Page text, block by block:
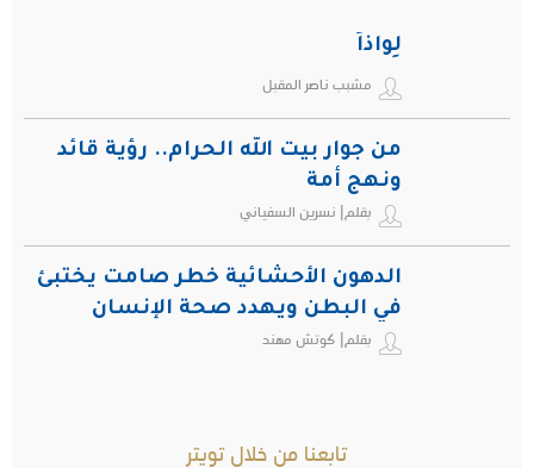
لِواذاً
مشبب ناصر المقبل
من جوار بيت الله الحرام.. رؤية قائد
ونهج أمة
بقلم| نسرين السفياني
الدهون الأحشائية خطر صامت يختبئ
في البطن ويهدد صحة الإنسان
بقلم| كوتش مهند
تابعنا من خلال تويتر